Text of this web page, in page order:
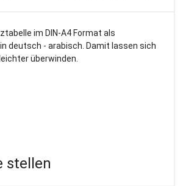
im DIN-A4 Format als
deutsch - arabisch. Damit lassen sich
überwinden.
stellen